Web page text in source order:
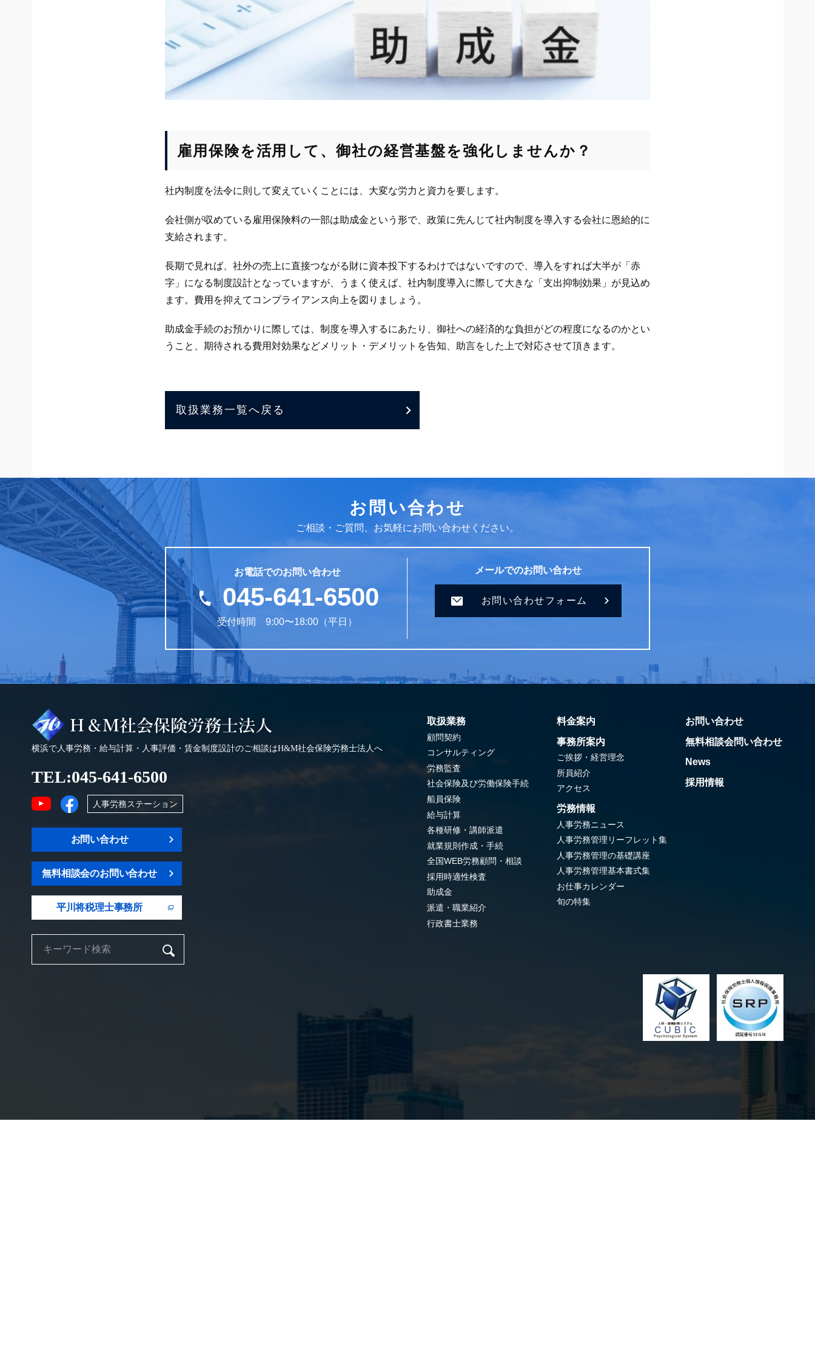
雇用保険を活用して、御社の経営基盤を強化しませんか？
社内制度を法令に則して変えていくことには、大変な労力と資力を要します。
会社側が収めている雇用保険料の一部は助成金という形で、政策に先んじて社内制度を導入する会社に恩給的に
支給されます。
長期で見れば、社外の売上に直接つながる財に資本投下するわけではないですので、導入をすれば大半が「赤
字」になる制度設計となっていますが、うまく使えば、社内制度導入に際して大きな「支出抑制効果」が見込め
ます。費用を抑えてコンプライアンス向上を図りましょう。
助成金手続のお預かりに際しては、制度を導入するにあたり、御社への経済的な負担がどの程度になるのかとい
うこと、期待される費用対効果などメリット・デメリットを告知、助言をした上で対応させて頂きます。
取扱業務一覧へ戻る
お問い合わせ
ご相談・ご質問、お気軽にお問い合わせください。
お電話でのお問い合わせ
045-641-6500
受付時間 9:00〜18:00（平日）
メールでのお問い合わせ
お問い合わせフォーム
横浜で人事労務・給与計算・人事評価・賃金制度設計のご相談はH&M社会保険労務士法人へ
TEL:045-641-6500
人事労務ステーション
お問い合わせ
無料相談会のお問い合わせ
平川将税理士事務所
取扱業務
顧問契約
コンサルティング
労務監査
社会保険及び労働保険手続
船員保険
給与計算
各種研修・講師派遣
就業規則作成・手続
全国WEB労務顧問・相談
採用時適性検査
助成金
派遣・職業紹介
行政書士業務
料金案内
事務所案内
ご挨拶・経営理念
所員紹介
アクセス
労務情報
人事労務ニュース
人事労務管理リーフレット集
人事労務管理の基礎講座
人事労務管理基本書式集
お仕事カレンダー
旬の特集
お問い合わせ
無料相談会問い合わせ
News
採用情報